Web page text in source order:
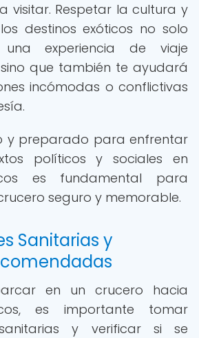
visitar. Respetar la cultura y
destinos exóticos no solo
experiencia de viaje
que también te ayudará
incómodas o conflictivas
y preparado para enfrentar
políticos y sociales en
es fundamental para
seguro y memorable.
Sanitarias y
en un crucero hacia
es importante tomar
y verificar si se